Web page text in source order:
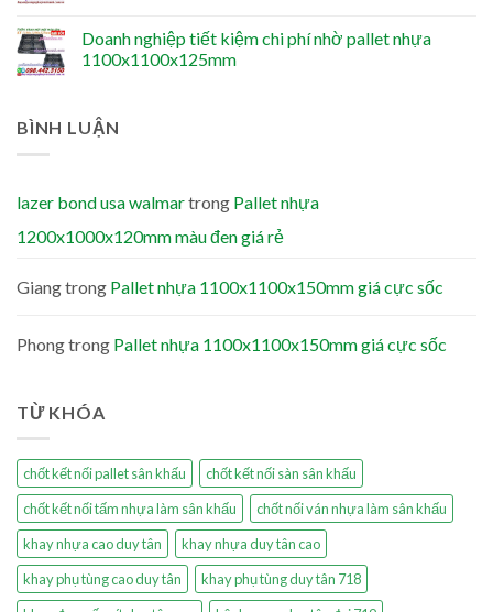
Doanh nghiệp tiết kiệm chi phí nhờ pallet nhựa
1100x1100x125mm
BÌNH LUẬN
lazer bond usa walmartrong Pallet nhựa
1200x1000x120mm màu đen giá rẻ
Giangtrong Pallet nhựa 1100x1100x150mm giá cực sốc
Phongtrong Pallet nhựa 1100x1100x150mm giá cực sốc
TỪ KHÓA
chốt kết nối pallet sân khấu
chốt kết nối sàn sân khấu
chốt kết nối tấm nhựa làm sân khấu
chốt nối ván nhựa làm sân khấu
khay nhựa cao duy tân
khay nhựa duy tân cao
khay phụ tùng cao duy tân
khay phụ tùng duy tân 718